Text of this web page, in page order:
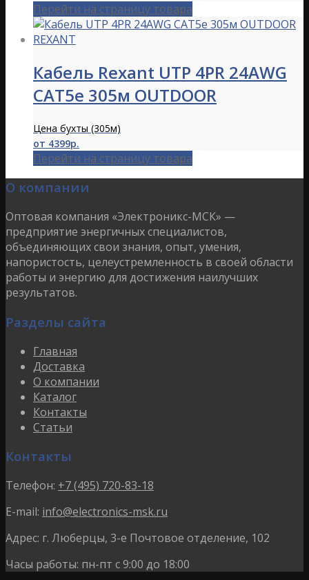
Перейти на страницу товара
Кабель Rexant UTP 4PR 24AWG
CAT5e 305м OUTDOOR
Цена бухты (305м)
от 4399р.
Перейти на страницу товара
О компании
Оптовая компания «Электроникс-МСК» —
предприятие энергичных специалистов,
объединяющих свои знания, опыт, умения,
напористость, целеустремленность в своей области
работы и энергию для достижения наилучших
результатов.
Разделы сайта
Главная
Доставка
О компании
Каталог
Контакты
Статьи
Контакты
Телефон: +7 (495) 720-83-18
E-mail: info@electronics-msk.ru
Адрес: г. Люберцы, 3-е Почтовое отделение, 102
Часы работы: пн-пт с 9:00 до 18:00